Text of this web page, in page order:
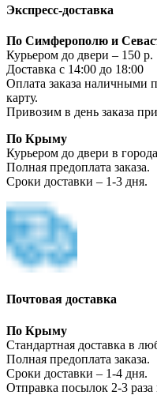
Экспресс-доставка
По Симферополю и
Курьером до двери – 150 р.
Доставка с 14:00 до 18:00
Оплата заказа наличными
карту.
Привозим в день заказа
По Крыму
Курьером до двери в
Полная предоплата заказа.
Сроки доставки – 1-3 дня.
Почтовая доставка
По Крыму
Стандартная доставка в
Полная предоплата заказа.
Сроки доставки – 1-4 дня.
Отправка посылок 2-3